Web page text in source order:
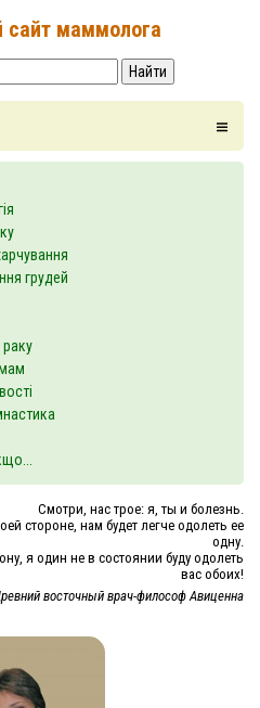
маммолога
Найти
грудей
раку
Смотри, нас трое: я, ты и болезнь.
стороне, нам будет легче одолеть ее
одну.
я один не в состоянии буду одолеть
вас обоих!
восточный врач-философ Авиценна